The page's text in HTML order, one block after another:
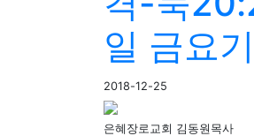
일 금요
2018-12-25
은혜장로교회 김동원목사